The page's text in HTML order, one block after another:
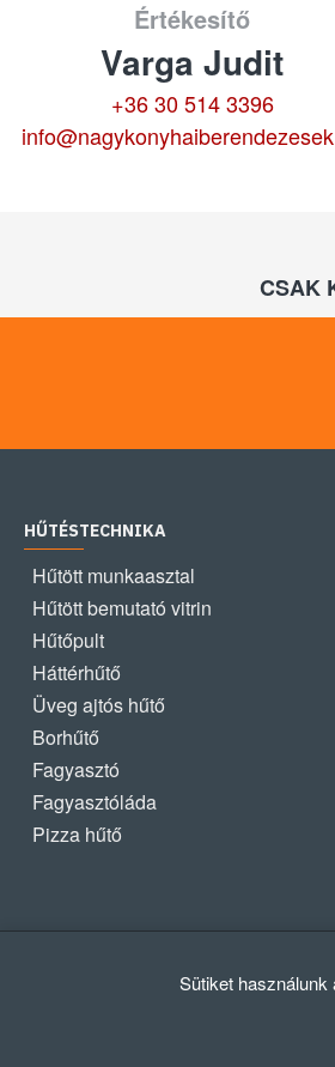
Értékesítő
Varga Judit
+36 30 514 3396
CSAK
HŰTÉSTECHNIKA
Hűtött munkaasztal
Hűtött bemutató vitrin
Hűtőpult
Háttérhűtő
Üveg ajtós hűtő
Borhűtő
Fagyasztó
Fagyasztóláda
Pizza hűtő
Sütiket